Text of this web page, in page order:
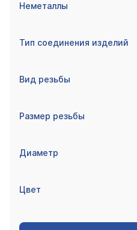
Неметаллы
Тип соединения изделий
Вид резьбы
Размер резьбы
Диаметр
Цвет